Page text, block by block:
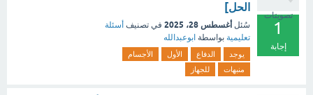
تصويتات
1
إجابة
الحل]
سُئل أغسطس 28، 2025 في تصنيف أسئلة
تعليمية بواسطة ابوعبدالله
يوجد الدفاع الأول
الأجسام
منبهات
للجهاز